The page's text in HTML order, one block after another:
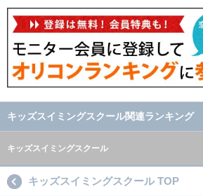
キッズスイミングスクール関連ランキング
キッズスイミングスクール
キッズスイミングスクール TOP